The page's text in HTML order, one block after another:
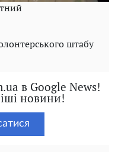
штабу
в Google News!
новини!